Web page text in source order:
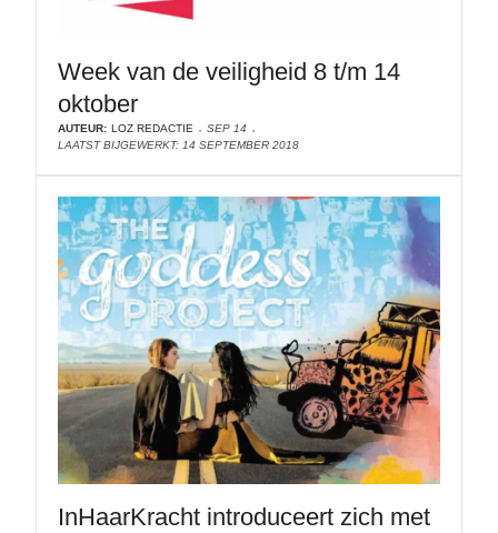
Week van de veiligheid 8 t/m 14
oktober
AUTEUR: LOZ REDACTIE
SEP 14
LAATST BIJGEWERKT: 14 SEPTEMBER 2018
InHaarKracht introduceert zich met